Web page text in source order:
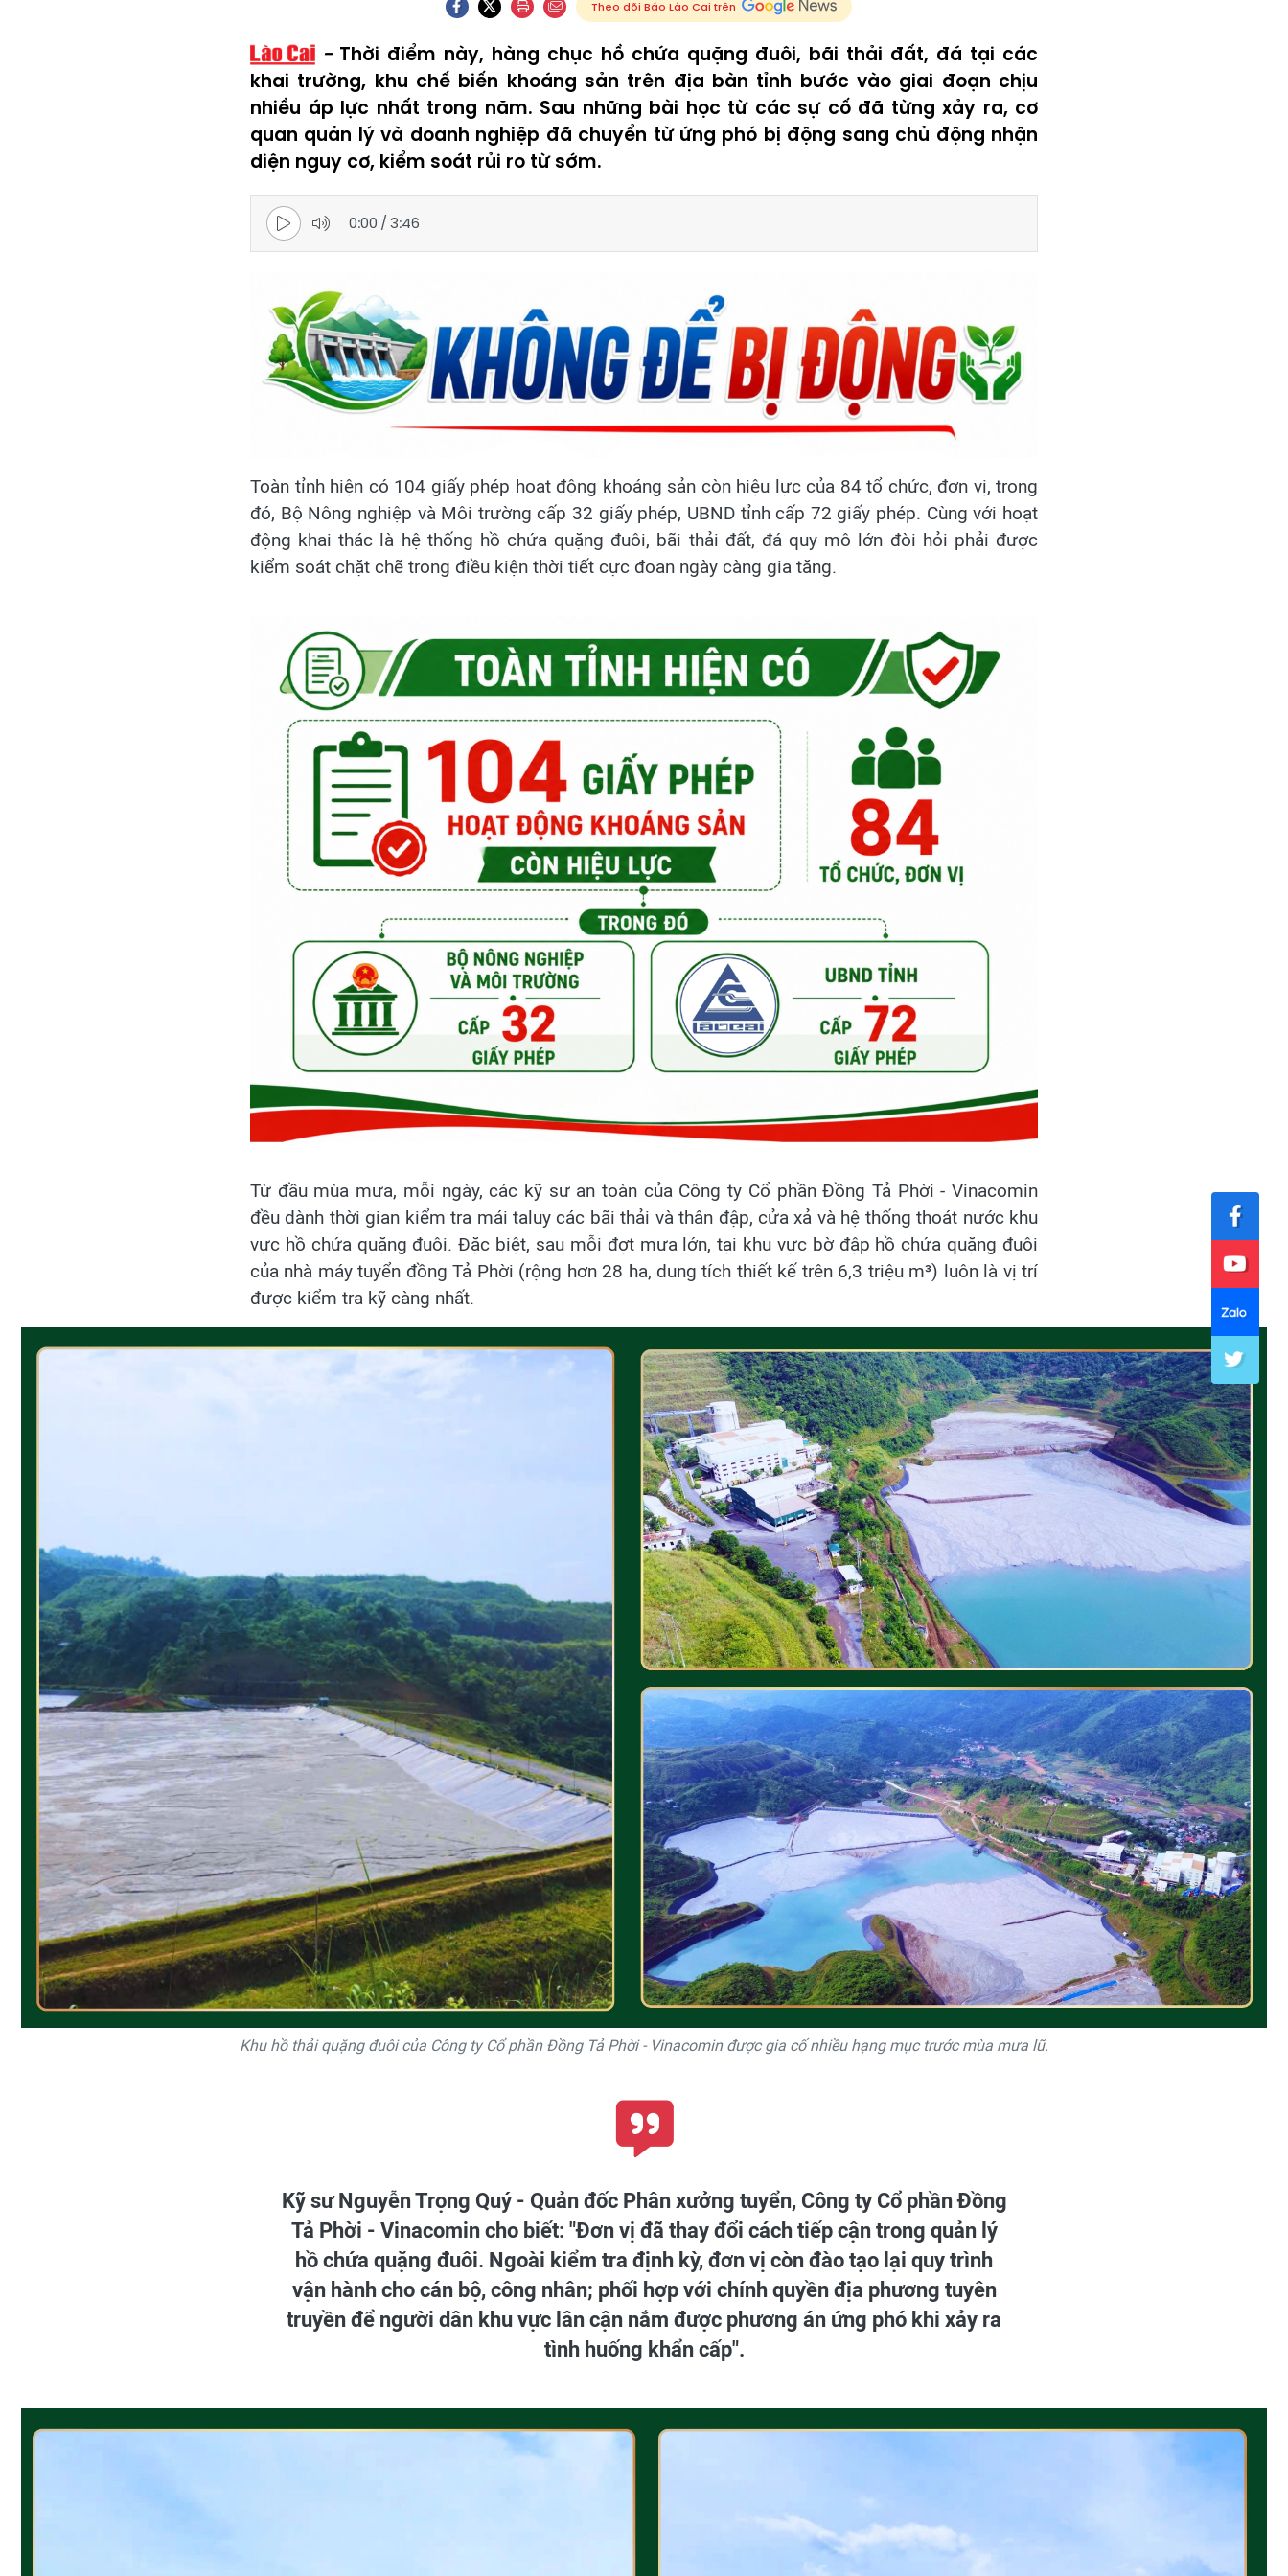
Theo dõi Báo Lào Cai trên
Thời điểm này, hàng chục hồ chứa quặng đuôi, bãi thải đất, đá tại các
khai trường, khu chế biến khoáng sản trên địa bàn tỉnh bước vào giai đoạn chịu
nhiều áp lực nhất trong năm. Sau những bài học từ các sự cố đã từng xảy ra, cơ
quan quản lý và doanh nghiệp đã chuyển từ ứng phó bị động sang chủ động nhận
diện nguy cơ, kiểm soát rủi ro từ sớm.
0:00 /3:46
Toàn tỉnh hiện có 104 giấy phép hoạt động khoáng sản còn hiệu lực của 84 tổ chức, đơn vị, trong
đó, Bộ Nông nghiệp và Môi trường cấp 32 giấy phép, UBND tỉnh cấp 72 giấy phép. Cùng với hoạt
động khai thác là hệ thống hồ chứa quặng đuôi, bãi thải đất, đá quy mô lớn đòi hỏi phải được
kiểm soát chặt chẽ trong điều kiện thời tiết cực đoan ngày càng gia tăng.
Từ đầu mùa mưa, mỗi ngày, các kỹ sư an toàn của Công ty Cổ phần Đồng Tả Phời - Vinacomin
đều dành thời gian kiểm tra mái taluy các bãi thải và thân đập, cửa xả và hệ thống thoát nước khu
vực hồ chứa quặng đuôi. Đặc biệt, sau mỗi đợt mưa lớn, tại khu vực bờ đập hồ chứa quặng đuôi
của nhà máy tuyển đồng Tả Phời (rộng hơn 28 ha, dung tích thiết kế trên 6,3 triệu m³) luôn là vị trí
được kiểm tra kỹ càng nhất.
Khu hồ thải quặng đuôi của Công ty Cổ phần Đồng Tả Phời - Vinacomin được gia cố nhiều hạng mục trước mùa mưa lũ.
Kỹ sư Nguyễn Trọng Quý - Quản đốc Phân xưởng tuyển, Công ty Cổ phần Đồng
Tả Phời - Vinacomin cho biết: "Đơn vị đã thay đổi cách tiếp cận trong quản lý
hồ chứa quặng đuôi. Ngoài kiểm tra định kỳ, đơn vị còn đào tạo lại quy trình
vận hành cho cán bộ, công nhân; phối hợp với chính quyền địa phương tuyên
truyền để người dân khu vực lân cận nắm được phương án ứng phó khi xảy ra
tình huống khẩn cấp".